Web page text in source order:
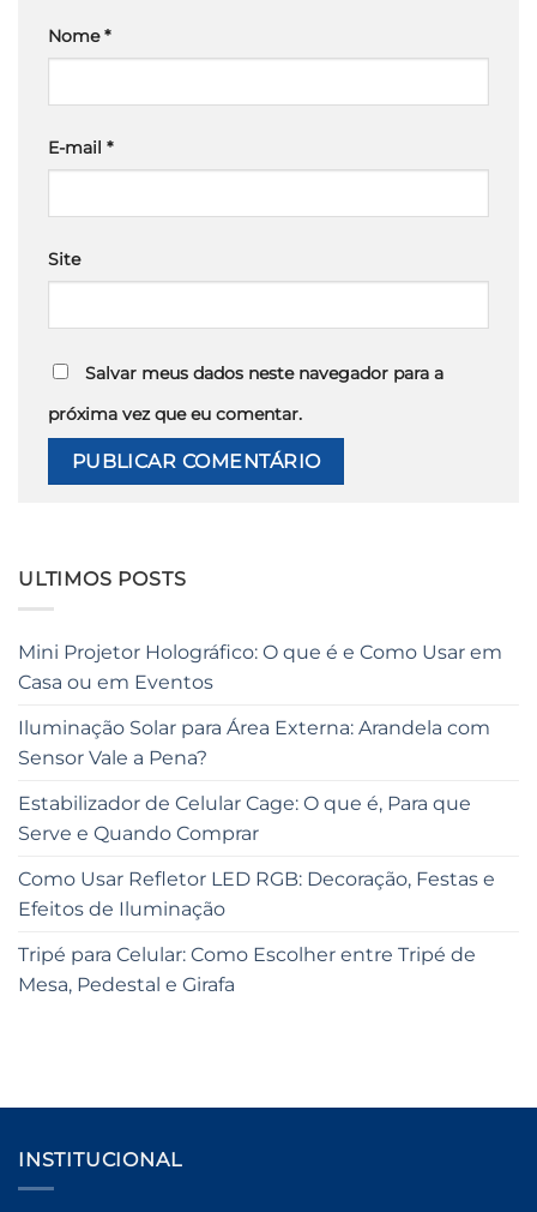
Nome*
E-mail *
Site
Salvar meus dados neste navegador para a
próxima vez que eu comentar.
ULTIMOS POSTS
Mini Projetor Holográfico: O que é e Como Usar em
Casa ou em Eventos
Iluminação Solar para Área Externa: Arandela com
Sensor Vale a Pena?
Estabilizador de Celular Cage: O que é, Para que
Serve e Quando Comprar
Como Usar Refletor LED RGB: Decoração, Festas e
Efeitos de Iluminação
Tripé para Celular: Como Escolher entre Tripé de
Mesa, Pedestal e Girafa
INSTITUCIONAL